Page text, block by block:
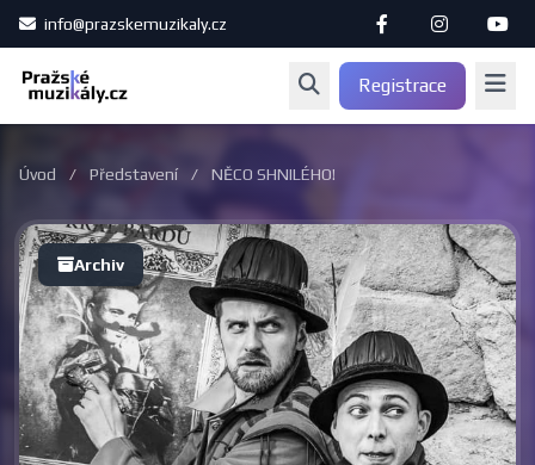
info@prazskemuzikaly.cz
Registrace
Úvod / Představení / NĚCO SHNILÉHO!
Archiv